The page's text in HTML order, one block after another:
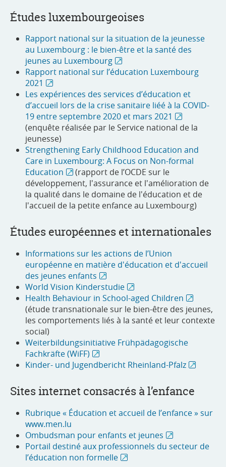
Études luxembourgeoises
Rapport national sur la situation de la jeunesse
au Luxembourg : le bien-être et la santé des
jeunes au Luxembourg
Rapport national sur l’éducation Luxembourg
2021
Les expériences des services d’éducation et
d’accueil lors de la crise sanitaire liéé à la COVID-
19 entre septembre 2020 et mars 2021
(enquête réalisée par le Service national de la
jeunesse)
Strengthening Early Childhood Education and
Care in Luxembourg: A Focus on Non-formal
Education
(rapport de l’OCDE sur le
développement, l'assurance et l'amélioration de
la qualité dans le domaine de l'éducation et de
l'accueil de la petite enfance au Luxembourg)
Études européennes et internationales
Informations sur les actions de l’Union
européenne en matière d'éducation et d'accueil
des jeunes enfants
World Vision Kinderstudie
Health Behaviour in School-aged Children
(étude transnationale sur le bien-être des jeunes,
les comportements liés à la santé et leur contexte
social)
Weiterbildungsinitiative Frühpädagogische
Fachkräfte (WiFF)
Kinder- und Jugendbericht Rheinland-Pfalz
Sites internet consacrés à l’enfance
Rubrique « Éducation et accueil de l’enfance » sur
www.men.lu
Ombudsman pour enfants et jeunes
Portail destiné aux professionnels du secteur de
l’éducation non formelle